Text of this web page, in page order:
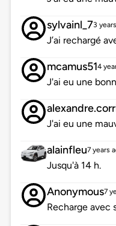
sylvainl_73
J’ai rechargé
mcamus514
J'ai eu une
J'ai eu une
alainfleu7 years
Jusqu'à 14 h.
Anonymous7
Recharge avec